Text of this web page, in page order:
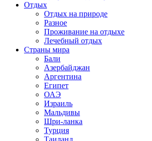
Отдых
Отдых на природе
Разное
Проживание на отдыхе
Лечебный отдых
Страны мира
Бали
Азербайджан
Аргентина
Египет
ОАЭ
Израиль
Мальдивы
Шри-ланка
Турция
Таиланд